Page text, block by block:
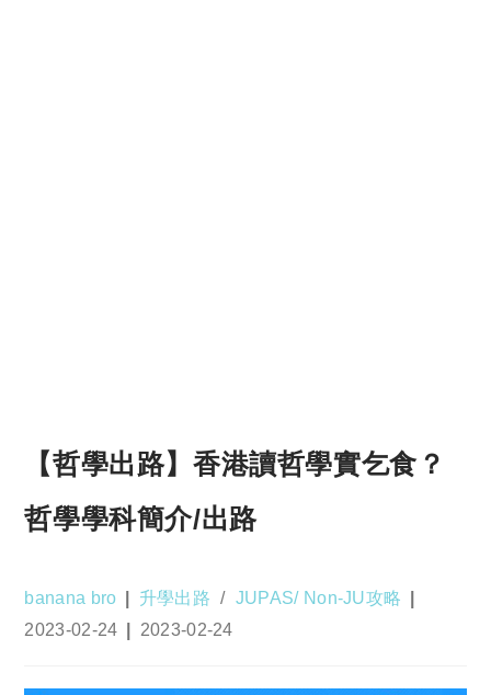
【哲學出路】香港讀哲學實乞食？
哲學學科簡介/出路
Post
author:
banana bro
Post
category:
升學出路 / JUPAS/ Non-JU攻略
Post
2023-02-24
Post
2023-02-24